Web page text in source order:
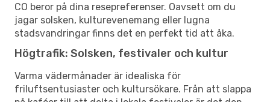
CO beror på dina resepreferenser. Oavsett om du
jagar solsken, kulturevenemang eller lugna
stadsvandringar finns det en perfekt tid att åka.
Högtrafik: Solsken, festivaler och kultur
Varma vädermånader är idealiska för
friluftsentusiaster och kultursökare. Från att slappa